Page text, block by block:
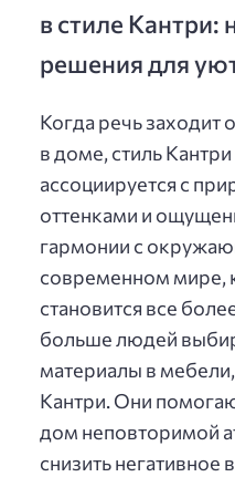
в стиле Кантри:
решения для
Когда речь заходит
в доме, стиль
ассоциируется с
оттенками и
гармонии с
современном мире,
становится все
больше людей
материалы в
Кантри. Они
дом неповторимой
снизить негативное